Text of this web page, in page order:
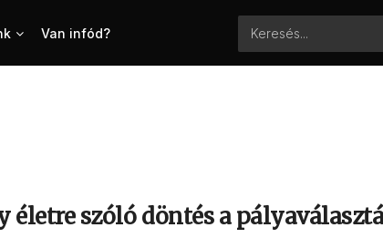
Van infód?
életre szóló döntés a